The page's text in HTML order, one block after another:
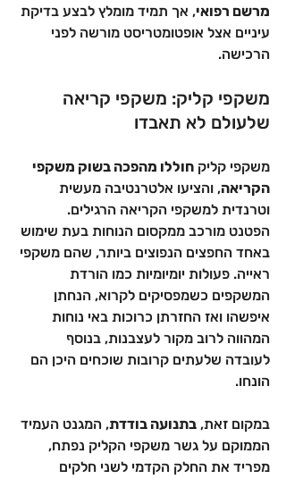
מרשם רפואי, אך תמיד מומלץ לבצע בדיקת
עיניים אצל אופטומטריסט מורשה לפני
הרכישה.
משקפי קליק: משקפי קריאה
שלעולם לא תאבדו
משקפי קליק חוללו מהפכה בשוק משקפי
הקריאה, והציעו אלטרנטיבה מעשית
וטרנדית למשקפי הקריאה הרגילים.
הפטנט מורכב ממקסום הנוחות בעת שימוש
באחד החפצים הנפוצים ביותר, שהם משקפי
ראייה. פעולות יומיומיות כמו הורדת
המשקפים כשמפסיקים לקרוא, הנחתן
איפשהו ואז החזרתן כרוכות באי נוחות
המהווה לרוב מקור לעצבנות, בנוסף
לעובדה שלעתים קרובות שוכחים היכן הם
הונחו.
במקום זאת, בתנועה בודדת, המגנט העמיד
הממוקם על גשר משקפי הקליק נפתח,
מפריד את החלק הקדמי לשני חלקים